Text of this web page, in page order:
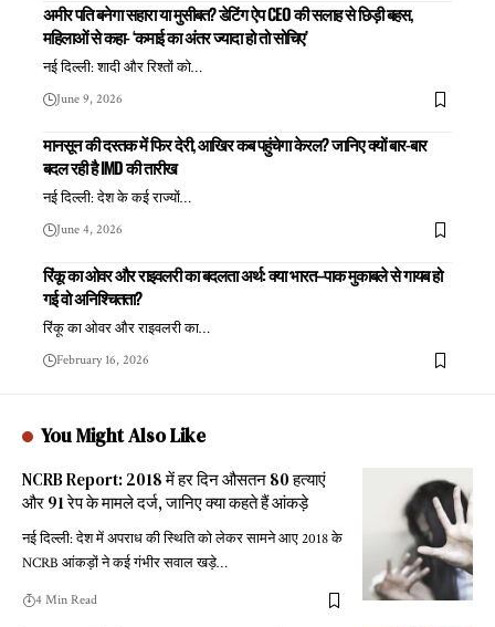
अमीर पति बनेगा सहारा या मुसीबत? डेटिंग ऐप CEO की सलाह से छिड़ी बहस,
महिलाओं से कहा- ‘कमाई का अंतर ज्यादा हो तो सोचिए’
नई दिल्ली: शादी और रिश्तों को…
June 9, 2026
मानसून की दस्तक में फिर देरी, आखिर कब पहुंचेगा केरल? जानिए क्यों बार-बार
बदल रही है IMD की तारीख
नई दिल्ली: देश के कई राज्यों…
June 4, 2026
रिंकू का ओवर और राइवलरी का बदलता अर्थ: क्या भारत–पाक मुकाबले से गायब हो
गई वो अनिश्चितता?
रिंकू का ओवर और राइवलरी का…
February 16, 2026
You Might Also Like
NCRB Report: 2018 में हर दिन औसतन 80 हत्याएं
और 91 रेप के मामले दर्ज, जानिए क्या कहते हैं आंकड़े
नई दिल्ली: देश में अपराध की स्थिति को लेकर सामने आए 2018 के
NCRB आंकड़ों ने कई गंभीर सवाल खड़े…
4 Min Read